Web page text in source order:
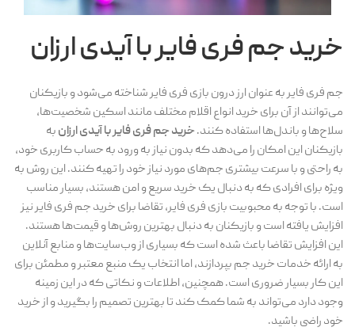
خرید جم فری فایر با آیدی ارزان
جم فری فایر به عنوان ارز درون بازی فری فایر شناخته می‌شود و بازیکنان
می‌توانند از آن برای خرید انواع اقلام مختلف مانند اسکین شخصیت‌ها،
سلاح‌ها و باندل‌ها استفاده کنند.خرید جم فری فایر با آیدی ارزانبه
بازیکنان این امکان را می‌دهد که بدون نیاز به ورود به حساب کاربری خود،
به راحتی و با سرعت بیشتری جم‌های مورد نیاز خود را تهیه کنند. این روش به
ویژه برای افرادی که به دنبال یک خرید سریع و امن هستند، بسیار مناسب
است. با توجه به محبوبیت بازی فری فایر، تقاضا برای خرید جم فری فایر نیز
افزایش یافته است و بازیکنان به دنبال بهترین روش‌ها و قیمت‌ها هستند.
این افزایش تقاضا باعث شده است که بسیاری از وب‌سایت‌ها و منابع آنلاین
به ارائه خدمات خرید جم بپردازند، اما انتخاب یک منبع معتبر و مطمئن برای
این کار بسیار ضروری است. همچنین، اطلاعات و نکاتی که در این زمینه
وجود دارد می‌تواند به شما کمک کند تا بهترین تصمیم را بگیرید و از خرید
خود راضی باشید.